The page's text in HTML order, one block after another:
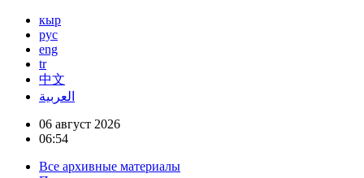
кыр
рус
eng
tr
中文
العربية
06 август 2026
06:54
Все архивные материалы